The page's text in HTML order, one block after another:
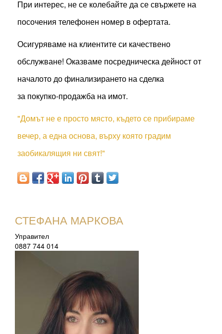
При интерес, не се колебайте да се свържете на
посочения телефонен номер в офертата.
Осигуряваме на клиентите си качествено
обслужване! Оказваме посредническа дейност от
началото до финализирането на сделка
за покупко-продажба на имот.
"Домът не е просто място, където се прибираме
вечер, а една основа, върху която градим
заобикалящия ни свят!"
СТЕФАНА МАРКОВА
Управител
0887 744 014